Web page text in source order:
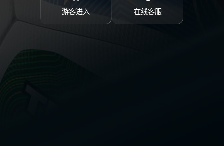
游客进入 在线客服